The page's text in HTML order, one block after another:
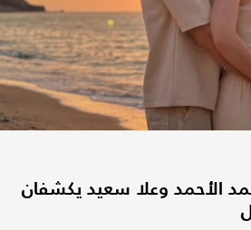
الأحمد وعلا سعيد يكشفان